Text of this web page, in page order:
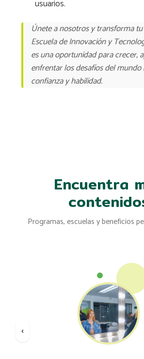
usuarios.
Únete a nosotros y transforma
Escuela de Innovación y
es una oportunidad para crecer,
enfrentar los desafíos del
confianza y habilidad.
Encuentra
Programas, escuelas y beneficios
‹